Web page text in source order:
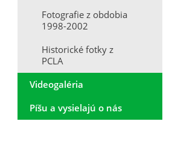
Fotografie z obdobia
1998-2002
Historické fotky z
PCLA
Videogaléria
Píšu a vysielajú o nás